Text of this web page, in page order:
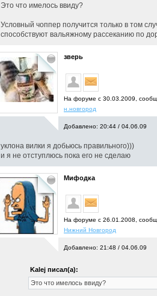
Это что имелось ввиду?
Условный чоппер получится только в том
способствуют вальяжному рассеканию по
зверь
На форуме с 30.03.2009,
н.новгород
Добавлено: 20:44 / 04.06.09
уклона вилки я добьюсь правильного)))
и я не отступлюсь пока его не сделаю
Мифодка
На форуме с 26.01.2008,
Нижний Новгород
Добавлено: 21:48 / 04.06.09
Kalej писал(а):
Это что имелось ввиду?